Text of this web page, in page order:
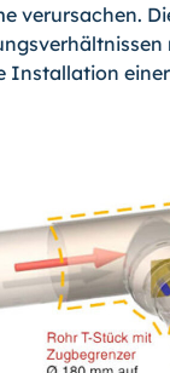
verursachen.
Installation